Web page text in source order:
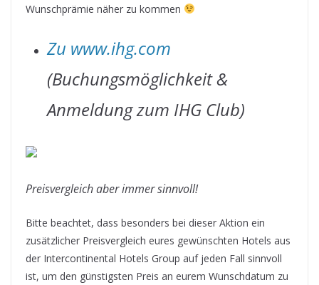
Wunschprämie näher zu kommen
Zu www.ihg.com
(Buchungsmöglichkeit &
Anmeldung zum IHG Club)
Preisvergleich aber immer sinnvoll!
Bitte beachtet, dass besonders bei dieser Aktion ein
zusätzlicher Preisvergleich eures gewünschten Hotels aus
der Intercontinental Hotels Group auf jeden Fall sinnvoll
ist, um den günstigsten Preis an eurem Wunschdatum zu